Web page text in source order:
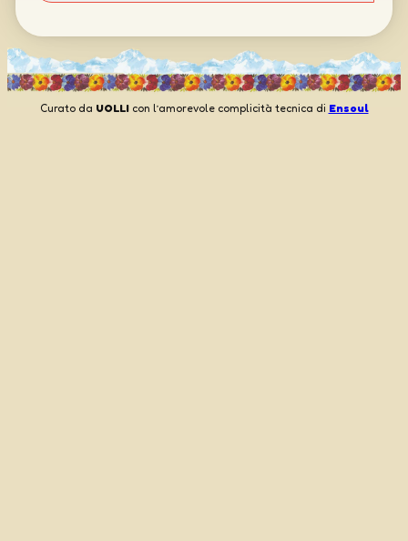
Curato da UOLLIcon l’amorevole complicità tecnica di Ensoul